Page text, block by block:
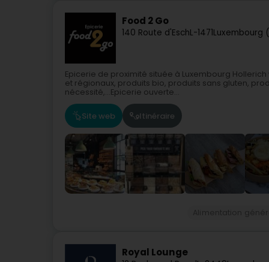
Food 2 Go
140 Route d'EschL-1471Luxembourg
Epicerie de proximité située à Luxembourg
et régionaux, produits bio, produits sans gluten,
nécessité,...Epicerie ouverte...
Site web Itinéraire
Royal Lounge